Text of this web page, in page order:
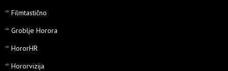
Filmtastično
Groblje Horora
HororHR
Hororvizija